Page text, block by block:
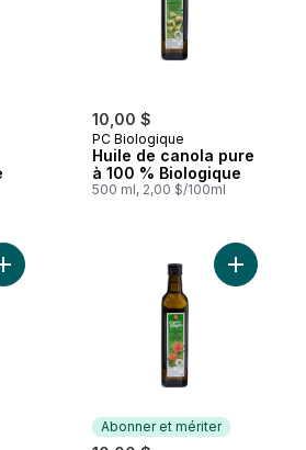
10,00 $
PC Biologique
Huile de canola pure
à 100 % Biologique
500 ml, 2,00 $/100ml
Ajouter L'huile d'avocat pure à 100 % au
Abonner et mériter
Ajouter